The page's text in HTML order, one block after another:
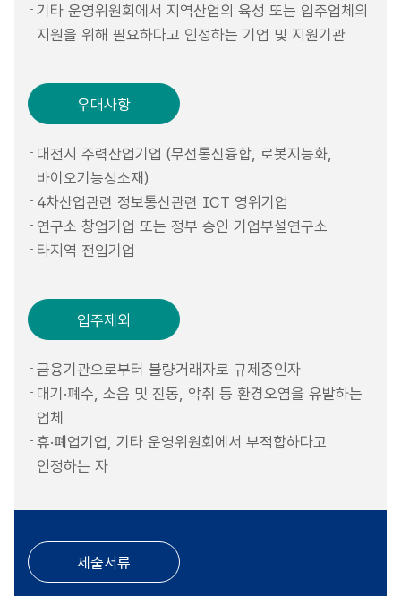
기타 운영위원회에서 지역산업의 육성 또는 입주업체의
지원을 위해 필요하다고 인정하는 기업 및 지원기관
우대사항
대전시 주력산업기업 (무선통신융합, 로봇지능화,
바이오기능성소재)
4차산업관련 정보통신관련 ICT 영위기업
연구소 창업기업 또는 정부 승인 기업부설연구소
타지역 전입기업
입주제외
금융기관으로부터 불량거래자로 규제중인자
대기·폐수, 소음 및 진동, 악취 등 환경오염을 유발하는
업체
휴·폐업기업, 기타 운영위원회에서 부적합하다고
인정하는 자
제출서류